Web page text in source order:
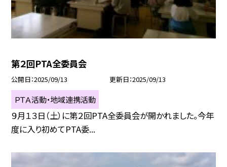
第２回PTA全委員会
公開日 2025/09/13 更新日 2025/09/13
ＰＴＡ活動・地域連携活動
９月１３日（土）に第２回PTA全委員会が開かれました。今年
度に入り初めてPTA委...